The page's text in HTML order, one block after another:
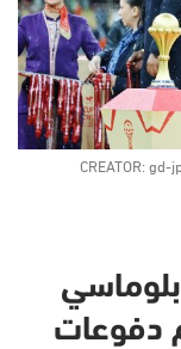
CREATOR:
دفوعات